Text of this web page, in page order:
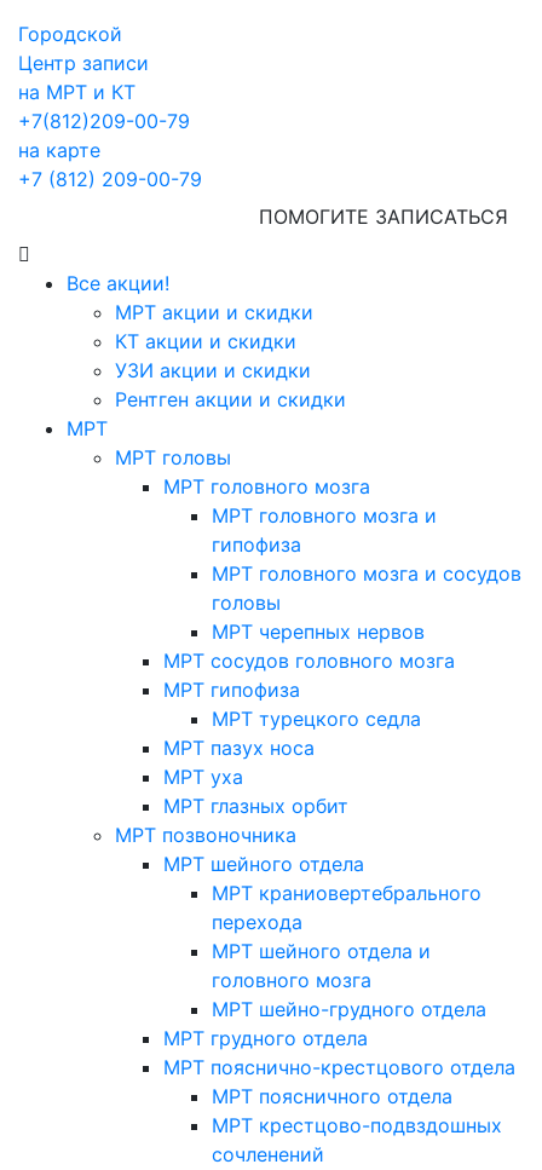
Городской
Центр записи
на МРТ и КТ
+7(812)209-00-79
на карте
+7 (812) 209-00-79
ПОМОГИТЕ ЗАПИСАТЬСЯ
Все акции!
МРТ акции и скидки
КТ акции и скидки
УЗИ акции и скидки
Рентген акции и скидки
МРТ
МРТ головы
МРТ головного мозга
МРТ головного мозга и
гипофиза
МРТ головного мозга и сосудов
головы
МРТ черепных нервов
МРТ сосудов головного мозга
МРТ гипофиза
МРТ турецкого седла
МРТ пазух носа
МРТ уха
МРТ глазных орбит
МРТ позвоночника
МРТ шейного отдела
МРТ краниовертебрального
перехода
МРТ шейного отдела и
головного мозга
МРТ шейно-грудного отдела
МРТ грудного отдела
МРТ пояснично-крестцового отдела
МРТ поясничного отдела
МРТ крестцово-подвздошных
сочленений